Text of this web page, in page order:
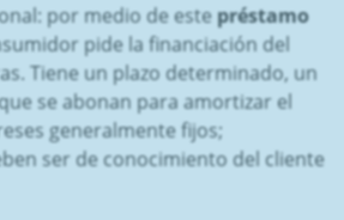
por medio de estepréstamo
pide la financiación del
Tiene un plazo determinado, un
se abonan para amortizar el
generalmente fijos;
ser de conocimiento del cliente